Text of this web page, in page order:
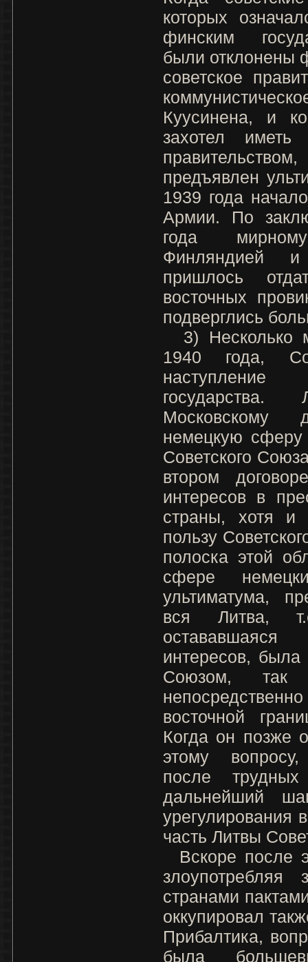
которых
финским
были отклонены
советское
Куусинена, и
захотел
предъявлен
1939 года
Армии. По
года
Финляндией
пришлось
восточных
подверглись
3) Несколько
1940 года,
Московскому
немецкую
Советского
втором
интересов в
страны, хотя
пользу
полоска этой
сфере
ультиматума,
вся Литва,
интересов, была
Союзом,
восточной
Когда он позже
этому
после
дальнейший
урегулирования
часть Литвы
Вскоре после
странами
оккупировал
Прибалтика,
была